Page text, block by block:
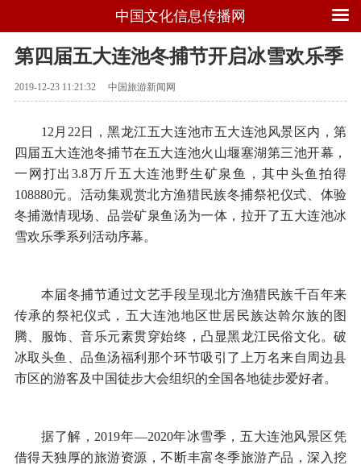
中国文化信息传播网
第四届五大连池冬捕节开启冰雪欢乐季
2019-12-23 11:21:32 中国旅游新闻网
12月22日，黑龙江五大连池市五大连池风景区内，第
四届五大连池冬捕节在五大连池火山堰塞湖第三池开幕，
一网打出3.8万斤五大连池野生矿泉鱼，其中头鱼拍得
108880元。活动集观赏北方渔猎民族冬捕祭祀仪式、体验
冬捕激情现场、品尝矿泉鱼汤为一体，拉开了五大连池冰
雪欢乐季系列活动序幕。
本届冬捕节通过文艺手段呈现北方渔猎民族千百年来
传承的祭祀仪式，五大连池地区世居民族达斡尔族的图
腾、服饰、音乐元素贯穿始终，凸显黑龙江民俗文化。破
冰取头鱼、品鱼汤福利那个环节吸引了上万名来自周边县
市区的游客及中国徒步大会组织的全国各地徒步爱好者。
据了解，2019年—2020年冰雪季，五大连池风景区凭
借得天独厚的旅游资源，不断丰富冬季旅游产品，深入挖